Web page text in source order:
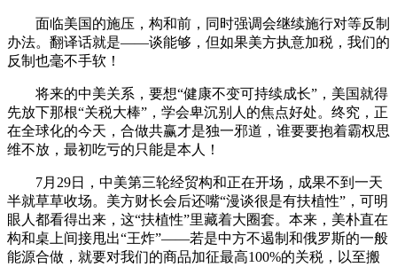
面临美国的施压，构和前，同时强调会继续施行对等反制
办法。翻译话就是——谈能够，但如果美方执意加税，我们的
反制也毫不手软！
将来的中美关系，要想“健康不变可持续成长”，美国就得
先放下那根“关税大棒”，学会卑沉别人的焦点好处。终究，正
在全球化的今天，合做共赢才是独一邪道，谁要要抱着霸权思
维不放，最初吃亏的只能是本人！
7月29日，中美第三轮经贸构和正在开场，成果不到一天
半就草草收场。美方财长会后还嘴“漫谈很是有扶植性”，可明
眼人都看得出来，这“扶植性”里藏着大圈套。本来，美朴直在
构和桌上间接甩出“王炸”——若是中方不遏制和俄罗斯的一般
能源合做，就要对我们的商品加征最高100%的关税，以至搬